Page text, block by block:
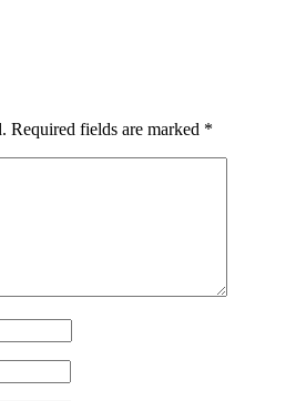
Required fields are marked *